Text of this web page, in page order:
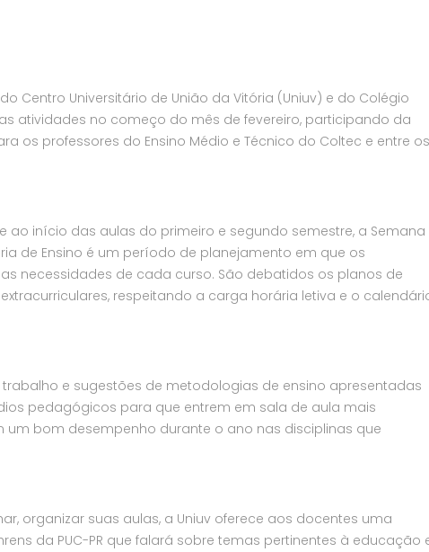
Centro Universitário de União da Vitória (Uniuv) e do Colégio
atividades no começo do mês de fevereiro, participando da
os professores do Ensino Médio e Técnico do Coltec e entre os
ao início das aulas do primeiro e segundo semestre, a Semana
de Ensino é um período de planejamento em que os
necessidades de cada curso. São debatidos os planos de
respeitando a carga horária letiva e o
e sugestões de metodologias de ensino apresentadas
pedagógicos para que entrem em sala de aula mais
bom desempenho durante o ano nas disciplinas que
organizar suas aulas, a Uniuv oferece aos docentes uma
da PUC-PR que falará sobre temas pertinentes à educação